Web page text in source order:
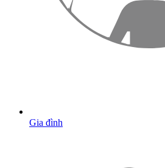
Gia đình